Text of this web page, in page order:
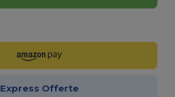
Express Offerte